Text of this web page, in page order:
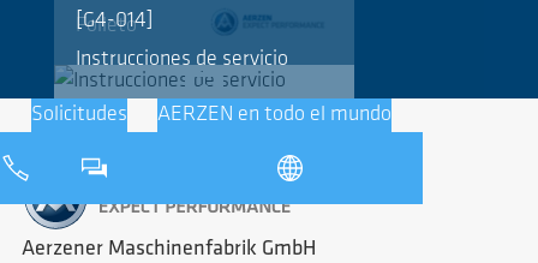
Folleto
[G4-014]
Instrucciones de servicio
Solicitudes AERZEN en todo el mundo
Aerzener Maschinenfabrik GmbH